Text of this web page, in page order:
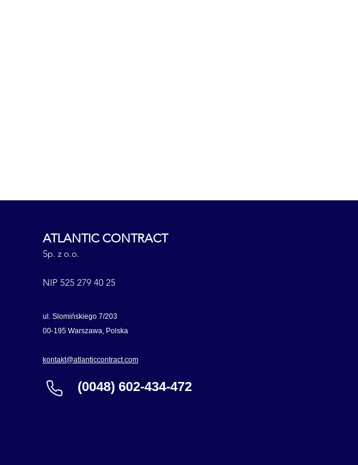
ATLANTIC CONTRACT
Sp. z o.o.
NIP 525 279 40 25
ul. Slomińskiego 7/203
00-195 Warszawa, Polska
kontakt@atlanticcontract.com
(0048) 602-434-472